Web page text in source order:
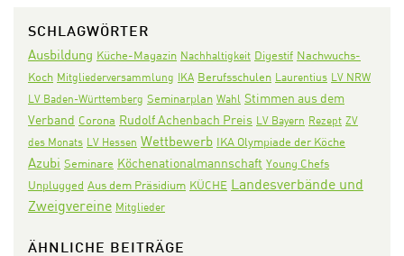
SCHLAGWÖRTER
Ausbildung Küche-Magazin Nachhaltigkeit Digestif Nachwuchs-
Koch Mitgliederversammlung IKA Berufsschulen Laurentius LV NRW
LV Baden-Württemberg Seminarplan Wahl Stimmen aus dem
Verband Corona Rudolf Achenbach Preis LV Bayern Rezept ZV
des Monats LV Hessen Wettbewerb IKA Olympiade der Köche
Azubi Seminare Köchenationalmannschaft Young Chefs
Unplugged Aus dem Präsidium KÜCHE Landesverbände und
Zweigvereine Mitglieder
ÄHNLICHE BEITRÄGE